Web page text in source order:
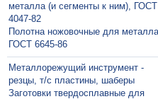
металла (и сегменты к ним), ГОСТ
4047-82
Полотна ножовочные для
ГОСТ 6645-86
Металлорежущий инструмент -
резцы, т/с пластины, шаберы
Заготовки твердосплавные для